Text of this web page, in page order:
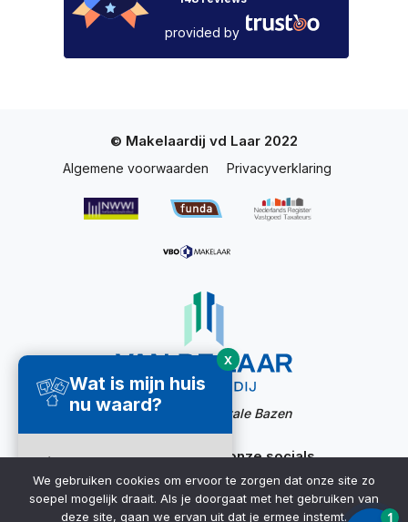
Wat is mijn huis
nu waard?
Direct een
waardecheck
ontvangen ➜
X
provided by
© Makelaardij vd Laar 2022
Algemene voorwaarden Privacyverklaring
Website door: Digitale Bazen
Ook bereikbaar via onze socials
We gebruiken cookies om ervoor te zorgen dat onze site zo
soepel mogelijk draait. Als je doorgaat met het gebruiken van
deze site, gaan we ervan uit dat je ermee instemt.